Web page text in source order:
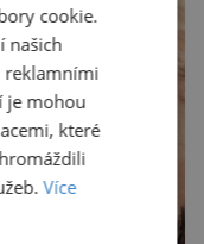
cookie.
našich
reklamními
je mohou
které
Více